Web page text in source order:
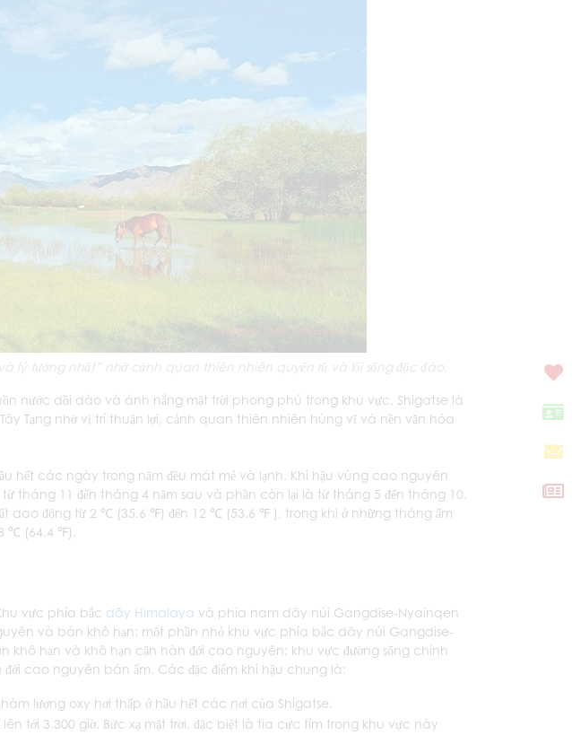
lý tưởng nhất” nhờ cảnh quan thiên nhiên quyến rũ và lối sống độc đáo.
nước dồi dào và ánh nắng mặt trời phong phú trong khu vực. Shigatse là
Tạng nhờ vị trí thuận lợi, cảnh quan thiên nhiên hùng vĩ và nền văn hóa
hết các ngày trong năm đều mát mẻ và lạnh. Khí hậu vùng cao nguyên
tháng 11 đến tháng 4 năm sau và phần còn lại là từ tháng 5 đến tháng 10.
dao động từ 2 ℃ (35.6 ℉) đến 12 ℃ (53.6 ℉ ), trong khi ở những tháng ấm
℃ (64.4 ℉).
vực phía bắc dãy Himalaya và phía nam dãy núi Gangdise-Nyainqen
và bán khô hạn; một phần nhỏ khu vực phía bắc dãy núi Gangdise-
khô hạn và khô hạn cận hàn đới cao nguyên; khu vực đường sống chính
cao nguyên bán ẩm. Các đặc điểm khí hậu chung là:
lượng oxy hơi thấp ở hầu hết các nơi của Shigatse.
tới 3.300 giờ. Bức xạ mặt trời, đặc biệt là tia cực tím trong khu vực này